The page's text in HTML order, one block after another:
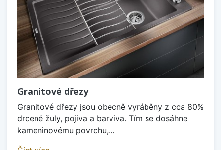
Granitové dřezy
Granitové dřezy jsou obecně vyráběny z cca 80%
drcené žuly, pojiva a barviva. Tím se dosáhne
kameninovému povrchu,...